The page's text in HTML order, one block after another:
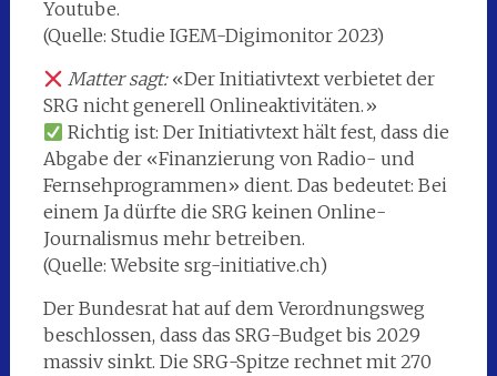
Youtube.
(Quelle: Studie IGEM-Digimonitor 2023)
Matter sagt:«Der Initiativtext verbietet der
SRG nicht generell Onlineaktivitäten.»
Richtig ist: Der Initiativtext hält fest, dass die
Abgabe der «Finanzierung von Radio- und
Fernsehprogrammen» dient. Das bedeutet: Bei
einem Ja dürfte die SRG keinen Online-
Journalismus mehr betreiben.
(Quelle: Website srg-initiative.ch)
Der Bundesrat hat auf dem Verordnungsweg
beschlossen, dass das SRG-Budget bis 2029
massiv sinkt. Die SRG-Spitze rechnet mit 270